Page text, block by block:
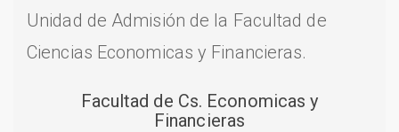
Unidad de Admisión de la Facultad de
Ciencias Economicas y Financieras.
Facultad de Cs. Economicas y
Financieras